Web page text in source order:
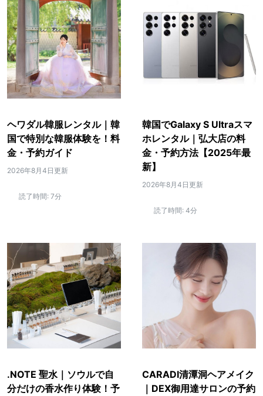
ヘワダル韓服レンタル｜韓
国で特別な韓服体験を！料
金・予約ガイド
2026年8月4日更新
読了時間: 7分
韓国でGalaxy S Ultraスマ
ホレンタル｜弘大店の料
金・予約方法【2025年最
新】
2026年8月4日更新
読了時間: 4分
.NOTE 聖水｜ソウルで自
分だけの香水作り体験！予
CARADI清潭洞ヘアメイク
｜DEX御用達サロンの予約